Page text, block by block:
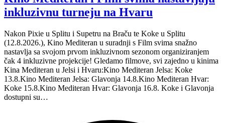
inkluzivnu turneju na Hvaru
Nakon Pixie u Splitu i Supetru na Braču te Koke u Splitu
(12.8.2026.), Kino Mediteran u suradnji s Film svima snažno
nastavlja sa svojom prvom inkluzivnom sezonom organiziranjem
čak 4 inkluzivne projekcije! Gledamo filmove, svi zajedno u kinima
Kina Mediteran u Jelsi i Hvaru:Kino Mediteran Jelsa: Koke
13.8.Kino Mediteran Jelsa: Glavonja 14.8.Kino Mediteran Hvar:
Koke 15.8.Kino Mediteran Hvar: Glavonja 16.8. Koke i Glavonja
dostupni su…